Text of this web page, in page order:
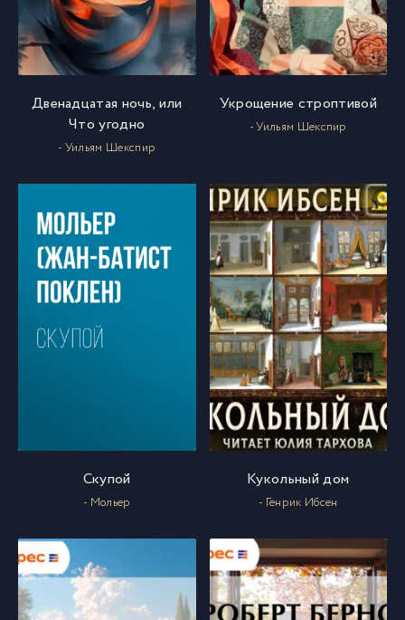
Двенадцатая ночь, или
Что угодно
- Уильям Шекспир
Укрощение строптивой
- Уильям Шекспир
Скупой
- Мольер
Кукольный дом
- Генрик Ибсен